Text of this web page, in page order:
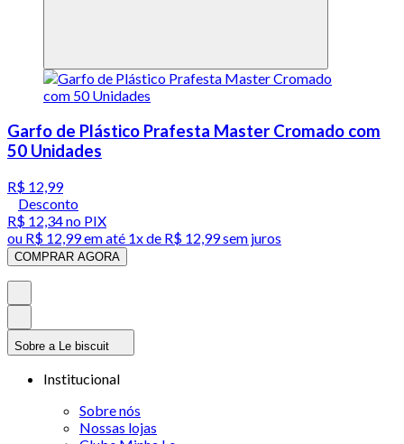
Garfo de Plástico Prafesta Master Cromado com
50 Unidades
R$ 12,99
Desconto
R$ 12,34no PIX
ou R$ 12,99em até 1x de R$ 12,99sem juros
COMPRAR AGORA
Sobre a Le biscuit
Institucional
Sobre nós
Nossas lojas